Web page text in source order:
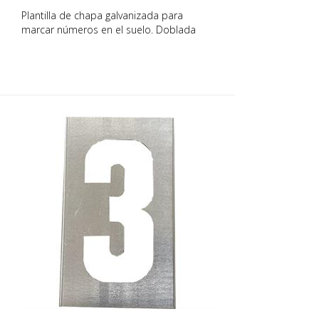
Plantilla de chapa galvanizada para
marcar números en el suelo. Doblada